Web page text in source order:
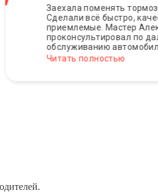
Заехала поменять
Сделали всё быстро,
приемлемые. Мастер
проконсультировал по
обслуживанию
Читать полностью